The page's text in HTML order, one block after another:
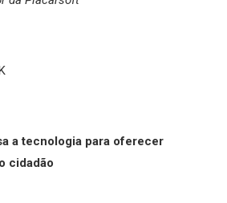
a tecnologia para oferecer
cidadão